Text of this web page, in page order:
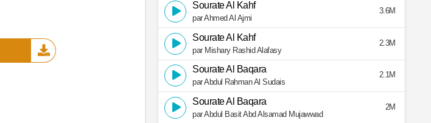
Sourate Al Kahf
par Ahmed Al Ajmi
3.6M
Sourate Al Kahf
par Mishary Rashid Alafasy
2.3M
Sourate Al Baqara
par Abdul Rahman Al Sudais
2.1M
Sourate Al Baqara
par Abdul Basit Abd Alsamad Mujawwad
2M